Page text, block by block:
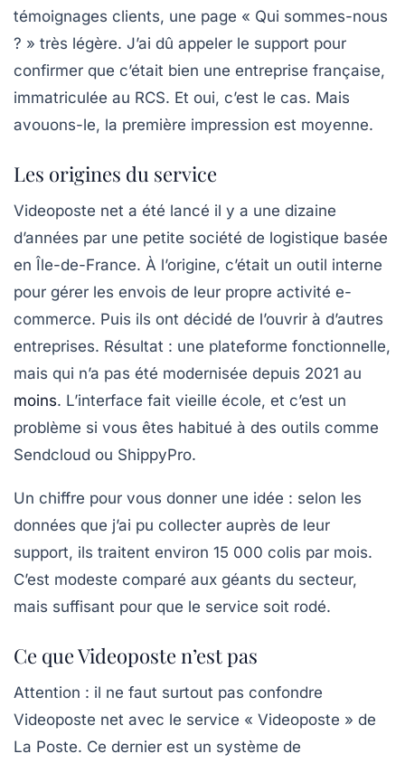
témoignages clients, une page « Qui sommes-nous
? » très légère. J’ai dû appeler le support pour
confirmer que c’était bien une entreprise française,
immatriculée au RCS. Et oui, c’est le cas. Mais
avouons-le, la première impression est moyenne.
Les origines du service
Videoposte net a été lancé il y a une dizaine
d’années par une petite société de logistique basée
en Île-de-France. À l’origine, c’était un outil interne
pour gérer les envois de leur propre activité e-
commerce. Puis ils ont décidé de l’ouvrir à d’autres
entreprises. Résultat : une plateforme fonctionnelle,
mais qui n’a pas été modernisée depuis 2021 au
moins. L’interface fait vieille école, et c’est un
problème si vous êtes habitué à des outils comme
Sendcloud ou ShippyPro.
Un chiffre pour vous donner une idée : selon les
données que j’ai pu collecter auprès de leur
support, ils traitent environ 15 000 colis par mois.
C’est modeste comparé aux géants du secteur,
mais suffisant pour que le service soit rodé.
Ce que Videoposte n’est pas
Attention : il ne faut surtout pas confondre
Videoposte net avec le service « Videoposte » de
La Poste. Ce dernier est un système de